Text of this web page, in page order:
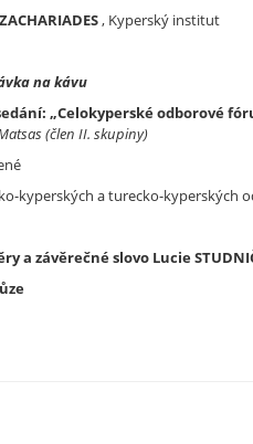
, Kyperský institut
na kávu
„Celokyperské odborové
(člen II. skupiny)
kyperských a turecko-kyperských
a závěrečné slovo Lucie